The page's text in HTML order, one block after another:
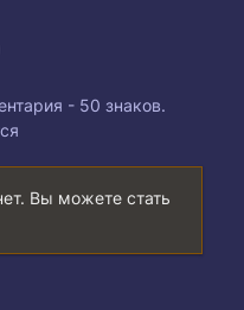
- 50 знаков.
Вы можете стать